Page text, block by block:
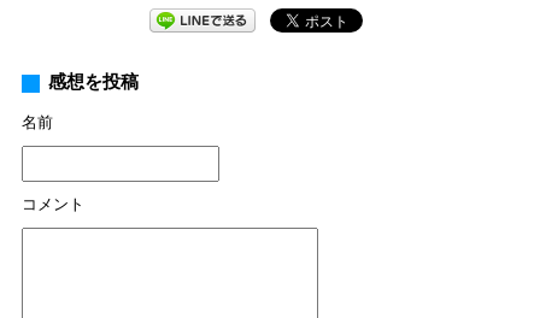
感想を投稿
名前
コメント